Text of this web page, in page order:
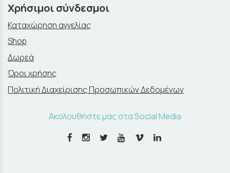
Χρήσιμοι σύνδεσμοι
Καταχώρηση αγγελίας
Shop
Δωρεά
Όροι χρήσης
Πολιτική Διαχείρισης Προσωπικών Δεδομένων
Ακολουθήστε μας στα Social Media